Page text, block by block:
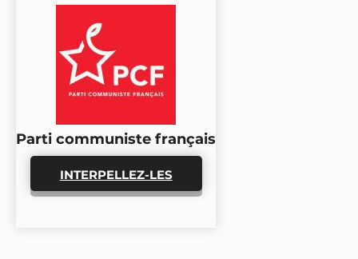
Parti communiste français
INTERPELLEZ-LES